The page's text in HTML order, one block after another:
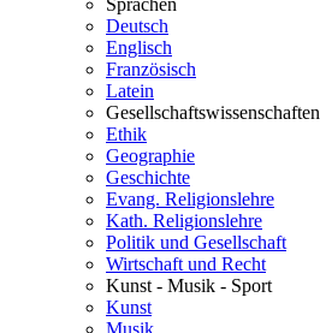
Sprachen
Deutsch
Englisch
Französisch
Latein
Gesellschaftswissenschaften
Ethik
Geographie
Geschichte
Evang. Religionslehre
Kath. Religionslehre
Politik und Gesellschaft
Wirtschaft und Recht
Kunst - Musik - Sport
Kunst
Musik